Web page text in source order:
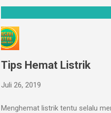
Tips Hemat Listrik
Juli 26, 2019
Menghemat listrik tentu selalu